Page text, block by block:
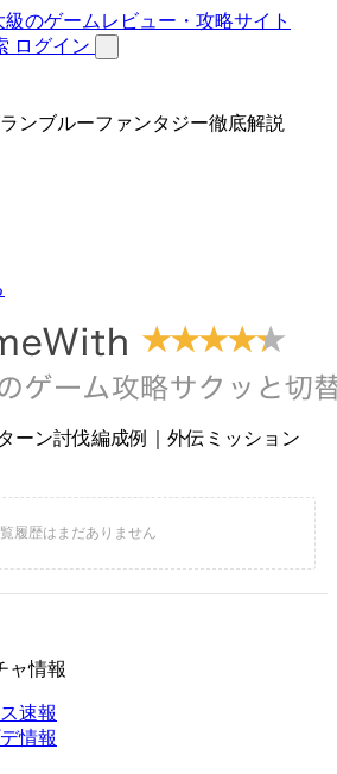
ログイン
ンブルーファンタジー徹底解説
ーン討伐編成例｜外伝ミッション
ャ情報
速報
情報